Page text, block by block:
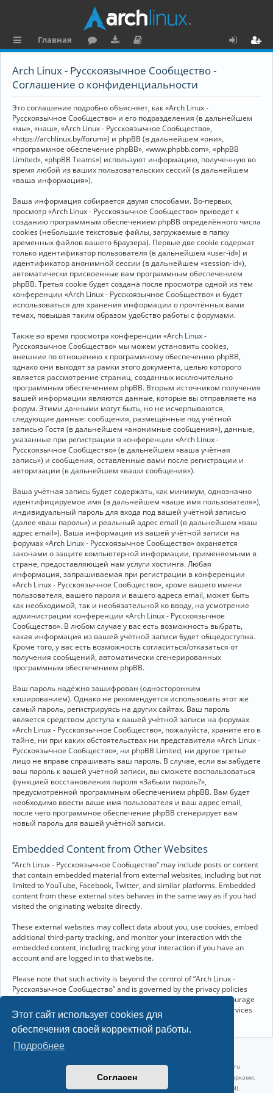
Этот сайт использует cookies для
обеспечения своей корректной работы.
Подробнее
Согласен
ы
к
и
Главная
ру
ру
и
ку
е
н
та
ц
я
Arch Linux - Русскоязычное Сообщество -
Соглашение о конфиденциальности
Это соглашение подробно объясняет, как «Arch Linux -
Русскоязычное Сообщество» и его подразделения (в дальнейшем
«мы», «наш», «Arch Linux - Русскоязычное Сообщество»,
«https://archlinux.by/forum») и phpBB (в дальнейшем «они»,
«программное обеспечение phpBB», «www.phpbb.com», «phpBB
Limited», «phpBB Teams») используют информацию, полученную во
время любой из ваших пользовательских сессий (в дальнейшем
«ваша информация»).
Ваша информация собирается двумя способами. Во-первых,
просмотр «Arch Linux - Русскоязычное Сообщество» приведёт к
созданию программным обеспечением phpBB определённого числа
cookies (небольшие текстовые файлы, загружаемые в папку
временных файлов вашего браузера). Первые две cookie содержат
только идентификатор пользователя (в дальнейшем «user-id») и
идентификатор анонимной сессии (в дальнейшем «session-id»),
автоматически присвоенные вам программным обеспечением
phpBB. Третья cookie будет создана после просмотра одной из тем
конференции «Arch Linux - Русскоязычное Сообщество» и будет
использоваться для хранения информации о прочтённых вами
темах, повышая таким образом удобство работы с форумами.
Также во время просмотра конференции «Arch Linux -
Русскоязычное Сообщество» мы можем установить cookies,
внешние по отношению к программному обеспечению phpBB,
однако они выходят за рамки этого документа, целью которого
является рассмотрение страниц, созданных исключительно
программным обеспечением phpBB. Вторым источником получения
вашей информации являются данные, которые вы отправляете на
форум. Этими данными могут быть, но не исчерпываются,
следующие данные: сообщения, размещённые под учётной
записью Гостя (в дальнейшем «анонимные сообщения»), данные,
указанные при регистрации в конференции «Arch Linux -
Русскоязычное Сообщество» (в дальнейшем «ваша учётная
запись») и сообщения, оставленные вами после регистрации и
авторизации (в дальнейшем «ваши сообщения»).
Ваша учётная запись будет содержать, как минимум, однозначно
идентифицируемое имя (в дальнейшем «ваше имя пользователя»),
индивидуальный пароль для входа под вашей учётной записью
(далее «ваш пароль») и реальный адрес email (в дальнейшем «ваш
адрес email»). Ваша информация из вашей учётной записи на
форумах «Arch Linux - Русскоязычное Сообщество» охраняется
законами о защите компьютерной информации, применяемыми в
стране, предоставляющей нам услуги хостинга. Любая
информация, запрашиваемая при регистрации в конференции
«Arch Linux - Русскоязычное Сообщество», кроме вашего имени
пользователя, вашего пароля и вашего адреса email, может быть
как необходимой, так и необязательной ко вводу, на усмотрение
администрации конференции «Arch Linux - Русскоязычное
Сообщество». В любом случае у вас есть возможность выбрать,
какая информация из вашей учётной записи будет общедоступна.
Кроме того, у вас есть возможность согласиться/отказаться от
получения сообщений, автоматически сгенерированных
программным обеспечением phpBB.
Ваш пароль надёжно зашифрован (односторонним
хэшированием). Однако не рекомендуется использовать этот же
самый пароль, регистрируясь на других сайтах. Ваш пароль
является средством доступа к вашей учётной записи на форумах
«Arch Linux - Русскоязычное Сообщество», пожалуйста, храните его в
тайне, ни при каких обстоятельствах ни представители «Arch Linux -
Русскоязычное Сообщество», ни phpBB Limited, ни другое третье
лицо не вправе спрашивать ваш пароль. В случае, если вы забудете
ваш пароль к вашей учётной записи, вы сможете воспользоваться
функцией восстановления пароля «Забыли пароль?»,
предусмотренной программным обеспечением phpBB. Вам будет
необходимо ввести ваше имя пользователя и ваш адрес email,
после чего программное обеспечение phpBB сгенерирует вам
новый пароль для вашей учётной записи.
Embedded Content from Other Websites
“Arch Linux - Русскоязычное Сообщество” may include posts or content
that contain embedded material from external websites, including but not
limited to YouTube, Facebook, Twitter, and similar platforms. Embedded
content from these external sites behaves in the same way as if you had
visited the originating website directly.
These external websites may collect data about you, use cookies, embed
additional third-party tracking, and monitor your interaction with the
embedded content, including tracking your interaction if you have an
account and are logged in to that website.
Please note that such activity is beyond the control of “Arch Linux -
Русскоязычное Сообщество” and is governed by the privacy policies
and terms of service of the respective external websites. We encourage
you to review the privacy and cookie policies of any third-party services
you interact with through embedded content.
Linux 6.18.40-1-lts x86_64 GNU/Linux 2026-07-26 08:48:12 |
vps reg.ru
Название и логотип Arch Linux ™ являются признанными торговыми марками.
Linux ® — зарегистрированная торговая марка Linus Torvalds и LMI.